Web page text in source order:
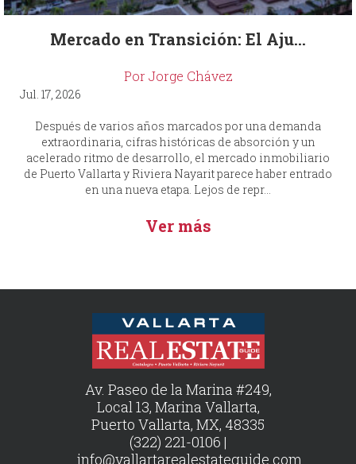
Mercado en Transición: El Aju...
Por Jorge Chávez
Jul. 17, 2026
Después de varios años marcados por una demanda
extraordinaria, cifras históricas de absorción y un
acelerado ritmo de desarrollo, el mercado inmobiliario
de Puerto Vallarta y Riviera Nayarit parece haber entrado
en una nueva etapa. Lejos de repr...
Ver más
Av. Paseo de la Marina #249,
Local 13, Marina Vallarta,
Puerto Vallarta, MX, 48335
(322) 221-0106 |
info@vallartarealestateguide.com